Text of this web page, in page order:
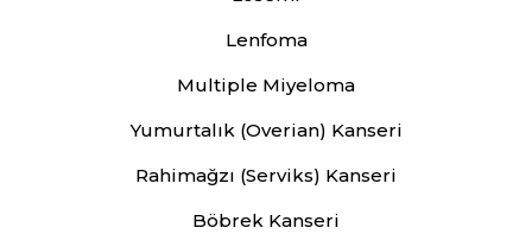
Lenfoma
Multiple Miyeloma
Yumurtalık (Overian) Kanseri
Rahimağzı (Serviks) Kanseri
Böbrek Kanseri